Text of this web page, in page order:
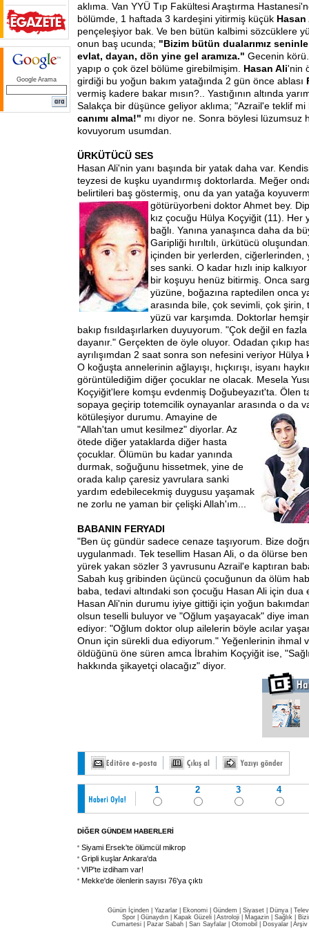
Google Arama
aklıma. Van YYÜ Tıp Fakültesi Araştırma
bölümde, 1 haftada 3 kardeşini yitirmiş küçük
pençeleşiyor bak. Ve ben bütün kalbimi sözcüklere
onun baş ucunda; "Bizim bütün dualarımız
evlat, dayan, dön yine gel aramıza." Gecenin
yapıp o çok özel bölüme girebilmişim. Hasan Ali'nin
girdiği bu yoğun bakım yatağında 2 gün önce ablası
vermiş kadere bakar mısın?.. Yastığının altında
Salakça bir düşünce geliyor aklıma; "Azrail'e teklif
canımı alma!" mı diyor ne. Sonra böylesi lüzumsuz
kovuyorum usumdan.
ÜRKÜTÜCÜ SES
Hasan Ali'nin yanı başında bir yatak daha var.
teyzesi de kuşku uyandırmış doktorlarda. Meğer
belirtileri baş göstermiş, onu da yan yatağa
götürüyorbeni doktor Ahmet bey.
kız çocuğu Hülya Koçyiğit (11). Her
bağlı. Yanına yanaşınca daha da
Garipliği hırıltılı, ürkütücü
içinden bir yerlerden, ciğerlerinden,
ses sanki. O kadar hızlı inip
bir koşuyu henüz bitirmiş. Onca
yüzüne, boğazına raptedilen onca
arasında bile, çok sevimli, çok şirin,
yüzü var karşımda. Doktorlar
bakıp fısıldaşırlarken duyuyorum. "Çok değil en
dayanır." Gerçekten de öyle oluyor. Odadan çıkıp
ayrılışımdan 2 saat sonra son nefesini veriyor Hülya
O koğuşta annelerinin ağlayışı, hıçkırışı, isyanı
görüntülediğim diğer çocuklar ne olacak. Mesela
Koçyiğit'lere komşu evdenmiş Doğubeyazıt'ta. Ölen
sopaya geçirip totemcilik oynayanlar arasında o da
kötüleşiyor durumu. Amayine de
"Allah'tan umut kesilmez" diyorlar. Az
ötede diğer yataklarda diğer hasta
çocuklar. Ölümün bu kadar yanında
durmak, soğuğunu hissetmek, yine de
orada kalıp çaresiz yavrulara sanki
yardım edebilecekmiş duygusu yaşamak
ne zorlu ne yaman bir çelişki Allah'ım...
BABANIN FERYADI
"Ben üç gündür sadece cenaze taşıyorum. Bize
uygulanmadı. Tek tesellim Hasan Ali, o da ölürse
yürek yakan sözler 3 yavrusunu Azrail'e kaptıran
Sabah kuş gribinden üçüncü çocuğunun da ölüm
baba, tedavi altındaki son çocuğu Hasan Ali için dua
Hasan Ali'nin durumu iyiye gittiği için yoğun
olsun teselli buluyor ve "Oğlum yaşayacak" diye
ediyor: "Oğlum doktor olup ailelerin böyle acılar
Onun için sürekli dua ediyorum." Yeğenlerinin ihmal
öldüğünü öne süren amca İbrahim Koçyiğit ise,
hakkında şikayetçi olacağız" diyor.
1 2 3 4
DİĞER GÜNDEM HABERLERİ
Siyami Ersek'te ölümcül mikrop
Gripli kuşlar Ankara'da
VIP'te izdiham var!
Mekke'de ölenlerin sayısı 76'ya çıktı
Günün İçinden Yazarlar Ekonomi Gündem Siyaset Dünya |
Spor
Günaydın Kapak Güzeli Astroloji Magazin Sağlık
Cumartesi
Pazar Sabah Sarı Sayfalar Otomobil Dosyalar Arşiv